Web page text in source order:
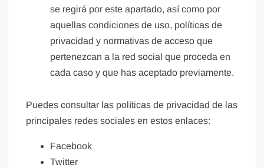
se regirá por este apartado, así como por
aquellas condiciones de uso, políticas de
privacidad y normativas de acceso que
pertenezcan a la red social que proceda en
cada caso y que has aceptado previamente.
Puedes consultar las políticas de privacidad de las
principales redes sociales en estos enlaces:
Facebook
Twitter